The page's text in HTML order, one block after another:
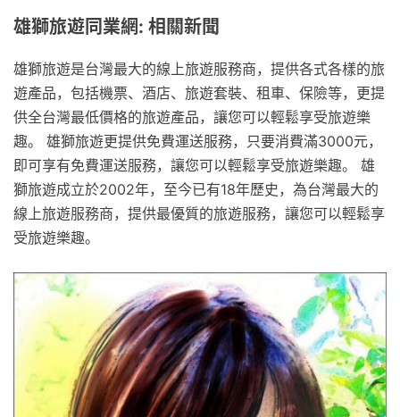
雄獅旅遊同業網: 相關新聞
雄獅旅遊是台灣最大的線上旅遊服務商，提供各式各樣的旅
遊產品，包括機票、酒店、旅遊套裝、租車、保險等，更提
供全台灣最低價格的旅遊產品，讓您可以輕鬆享受旅遊樂
趣。 雄獅旅遊更提供免費運送服務，只要消費滿3000元，
即可享有免費運送服務，讓您可以輕鬆享受旅遊樂趣。 雄
獅旅遊成立於2002年，至今已有18年歷史，為台灣最大的
線上旅遊服務商，提供最優質的旅遊服務，讓您可以輕鬆享
受旅遊樂趣。